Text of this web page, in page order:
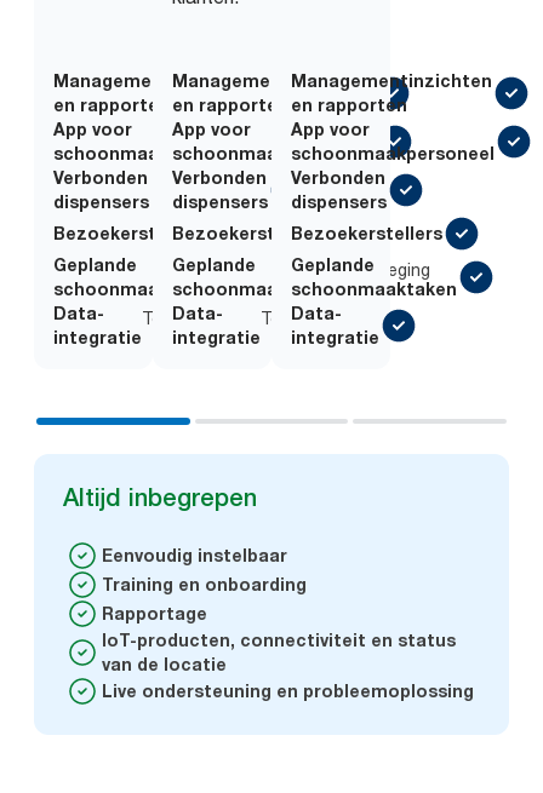
Managementinzichten
en rapporten
App voor
schoonmaakpersoneel
Verbonden
dispensers
Bezoekerstellers
Geplande
schoonmaaktaken
Toevoeging
Data-
integratie
Toevoeging
Managementinzichten
en rapporten
App voor
schoonmaakpersoneel
Verbonden
dispensers
Bezoekerstellers
Geplande
schoonmaaktaken
Toevoeging
Data-
integratie
Toevoeging
Managementinzichten
en rapporten
App voor
schoonmaakpersoneel
Verbonden
dispensers
Bezoekerstellers
Geplande
schoonmaaktaken
Data-
integratie
Altijd inbegrepen
Eenvoudig instelbaar
Training en onboarding
Rapportage
IoT-producten, connectiviteit en status
van de locatie
Live ondersteuning en probleemoplossing